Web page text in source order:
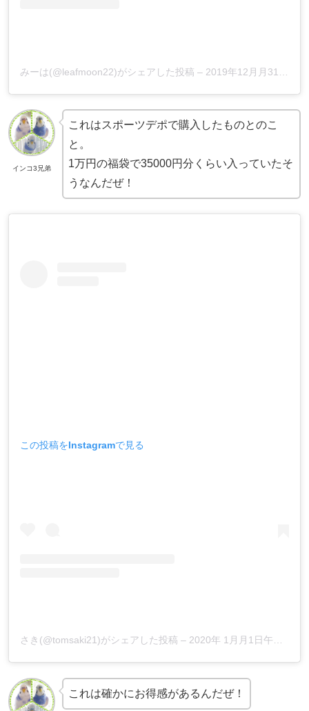
みーは(@leafmoon22)がシェアした投稿 – 2019年12月月31日午後7時14分PST
インコ3兄弟
これはスポーツデポで購入したものとのこ
と。
1万円の福袋で35000円分くらい入っていたそ
うなんだぜ！
この投稿をInstagramで見る
さき(@tomsaki21)がシェアした投稿 – 2020年 1月月1日午前8時33分PST
これは確かにお得感があるんだぜ！